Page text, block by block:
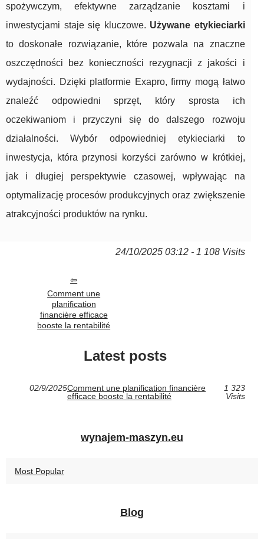
spożywczym, efektywne zarządzanie kosztami i
inwestycjami staje się kluczowe. Używane etykieciarki
to doskonałe rozwiązanie, które pozwala na znaczne
oszczędności bez konieczności rezygnacji z jakości i
wydajności. Dzięki platformie Exapro, firmy mogą łatwo
znaleźć odpowiedni sprzęt, który sprosta ich
oczekiwaniom i przyczyni się do dalszego rozwoju
działalności. Wybór odpowiedniej etykieciarki to
inwestycja, która przynosi korzyści zarówno w krótkiej,
jak i długiej perspektywie czasowej, wpływając na
optymalizację procesów produkcyjnych oraz zwiększenie
atrakcyjności produktów na rynku.
24/10/2025 03:12 - 1 108 Visits
Comment une
planification
financière efficace
booste la rentabilité
Latest posts
02/9/2025Comment une planification financière
efficace booste la rentabilité
1 323
Visits
wynajem-maszyn.eu
Most Popular
Blog